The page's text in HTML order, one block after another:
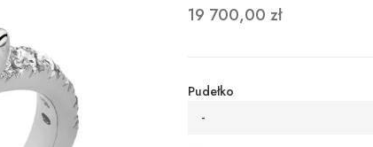
19 700,00 zł
Pudełko
-